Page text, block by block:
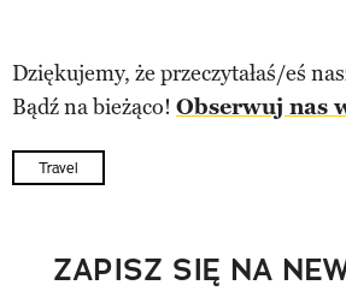
Dziękujemy, że przeczytałaś/eś
Bądź na bieżąco! Obserwuj nas
Travel
ZAPISZ SIĘ NA